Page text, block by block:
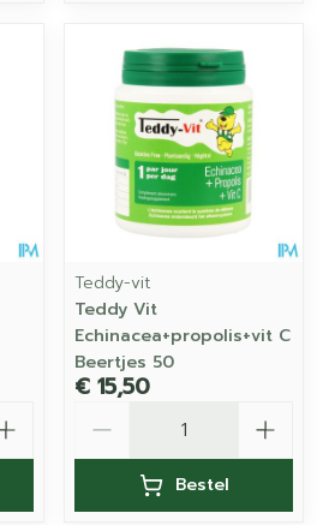
Teddy-vit
Teddy Vit
Echinacea+propolis+vit C
Beertjes 50
€ 15,50
Bestel